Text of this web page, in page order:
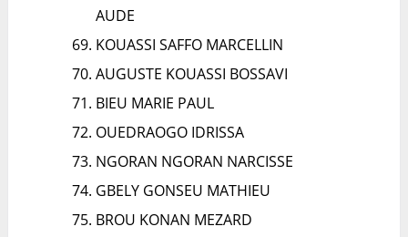
AUDE
KOUASSI SAFFO MARCELLIN
AUGUSTE KOUASSI BOSSAVI
BIEU MARIE PAUL
OUEDRAOGO IDRISSA
NGORAN NGORAN NARCISSE
GBELY GONSEU MATHIEU
BROU KONAN MEZARD